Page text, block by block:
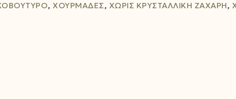
, ΧΟΥΡΜΆΔΕΣ, ΧΩΡΊΣ ΚΡΥΣΤΑΛΛΙΚΉ ΖΆΧΑΡΗ,